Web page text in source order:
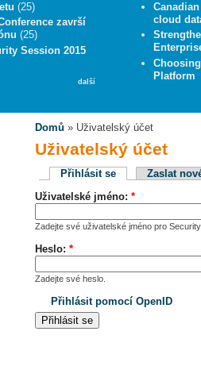
(25)
završí
(25)
Session 2015
další
cloud
Platform
Domů » Uživatelský účet
Uživatelský účet
Přihlásit se
Zaslat
Uživatelské jméno: *
Zadejte své uživatelské jméno pro
Heslo: *
Zadejte své heslo.
Přihlásit pomocí OpenID